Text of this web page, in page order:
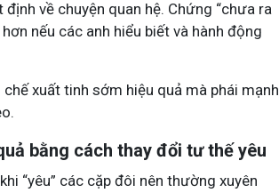
về chuyện quan hệ. Chứng “chưa ra
nếu các anh hiểu biết và hành động
xuất tinh sớm hiệu quả mà phái mạnh
bằng cách thay đổi tư thế yêu
“yêu” các cặp đôi nên thường xuyên